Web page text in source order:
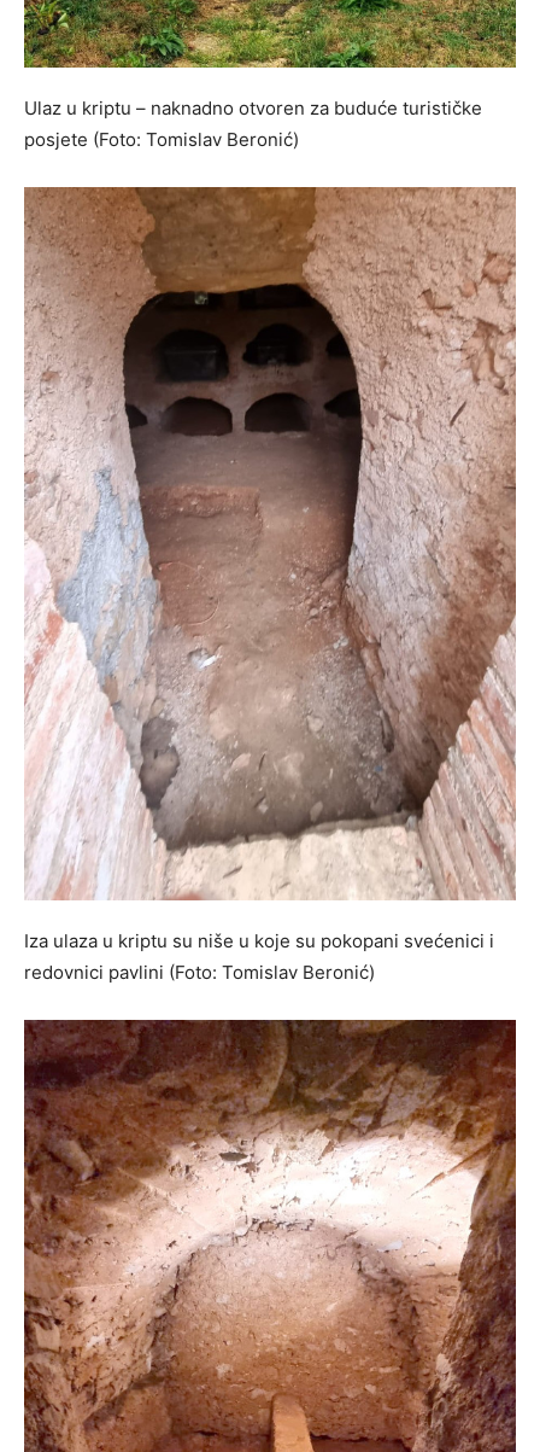
Ulaz u kriptu – naknadno otvoren za buduće turističke
posjete (Foto: Tomislav Beronić)
Iza ulaza u kriptu su niše u koje su pokopani svećenici i
redovnici pavlini (Foto: Tomislav Beronić)